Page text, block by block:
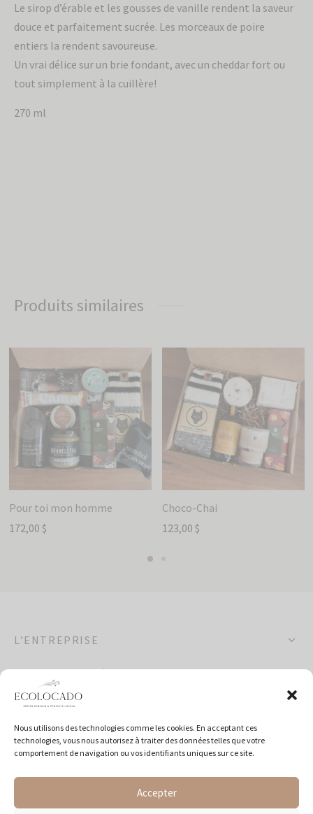
Nous utilisons des technologies comme les cookies. En acceptant ces
technologies, vous nous autorisez à traiter des données telles que votre
comportement de navigation ou vos identifiants uniques sur ce site.
Accepter
Le sirop d’érable et les gousses de vanille rendent la saveur
douce et parfaitement sucrée. Les morceaux de poire
entiers la rendent savoureuse.
Un vrai délice sur un brie fondant, avec un cheddar fort ou
tout simplement à la cuillère!
270 ml
Produits similaires
Pour toi mon homme
172,00 $
Choco-Chai
123,00 $
L’ENTREPRISE
POLITIQUES
SUIVEZ-NOUS